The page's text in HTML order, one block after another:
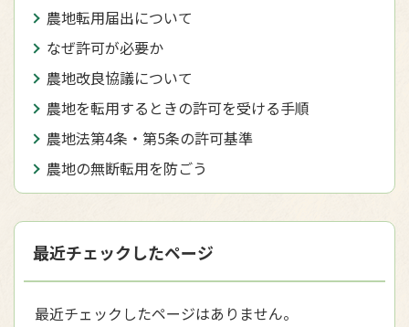
農地転用届出について
なぜ許可が必要か
農地改良協議について
農地を転用するときの許可を受ける手順
農地法第4条・第5条の許可基準
農地の無断転用を防ごう
最近チェックしたページ
最近チェックしたページはありません。